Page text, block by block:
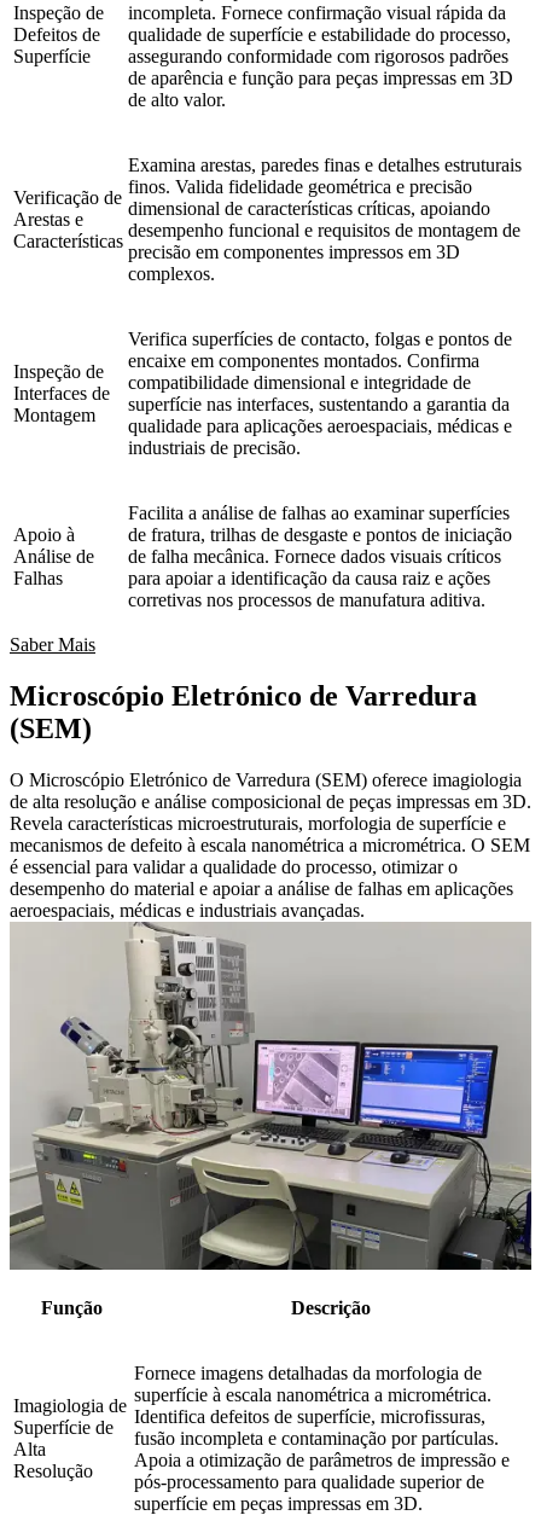
Inspeção de
Defeitos de
Superfície
incompleta. Fornece confirmação visual rápida da
qualidade de superfície e estabilidade do processo,
assegurando conformidade com rigorosos padrões
de aparência e função para peças impressas em 3D
de alto valor.
Verificação de
Arestas e
Características
Examina arestas, paredes finas e detalhes estruturais
finos. Valida fidelidade geométrica e precisão
dimensional de características críticas, apoiando
desempenho funcional e requisitos de montagem de
precisão em componentes impressos em 3D
complexos.
Inspeção de
Interfaces de
Montagem
Verifica superfícies de contacto, folgas e pontos de
encaixe em componentes montados. Confirma
compatibilidade dimensional e integridade de
superfície nas interfaces, sustentando a garantia da
qualidade para aplicações aeroespaciais, médicas e
industriais de precisão.
Apoio à
Análise de
Falhas
Facilita a análise de falhas ao examinar superfícies
de fratura, trilhas de desgaste e pontos de iniciação
de falha mecânica. Fornece dados visuais críticos
para apoiar a identificação da causa raiz e ações
corretivas nos processos de manufatura aditiva.
Saber Mais
Microscópio Eletrónico de Varredura
(SEM)
O Microscópio Eletrónico de Varredura (SEM) oferece imagiologia
de alta resolução e análise composicional de peças impressas em 3D.
Revela características microestruturais, morfologia de superfície e
mecanismos de defeito à escala nanométrica a micrométrica. O SEM
é essencial para validar a qualidade do processo, otimizar o
desempenho do material e apoiar a análise de falhas em aplicações
aeroespaciais, médicas e industriais avançadas.
Função Descrição
Imagiologia de
Superfície de
Alta
Resolução
Fornece imagens detalhadas da morfologia de
superfície à escala nanométrica a micrométrica.
Identifica defeitos de superfície, microfissuras,
fusão incompleta e contaminação por partículas.
Apoia a otimização de parâmetros de impressão e
pós-processamento para qualidade superior de
superfície em peças impressas em 3D.